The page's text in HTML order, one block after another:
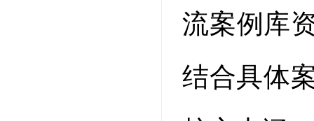
流案例库
结合具体